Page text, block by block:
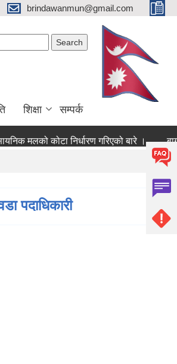
brindawanmun@gmail.com
शिक्षा सम्पर्क
मलको कोटा निर्धारण गरिएको बारे ।
पदाधिकारी